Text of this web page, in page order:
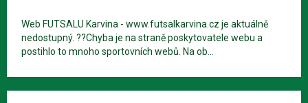
Web FUTSALU Karvina - www.futsalkarvina.cz je aktuálně
nedostupný. ??Chyba je na straně poskytovatele webu a
postihlo to mnoho sportovních webů. Na ob...